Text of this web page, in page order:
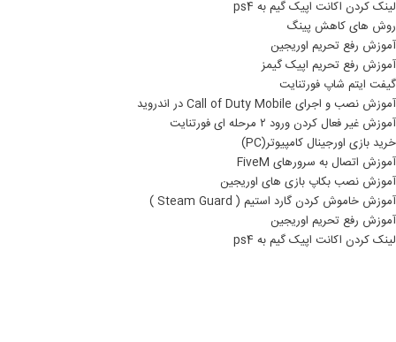
لینک کردن اکانت اپیک گیم به ps4
روش های کاهش پینگ
آموزش رفع تحریم اوریجین
آموزش رفع تحریم اپیک گیمز
گیفت ایتم شاپ فورتنایت
آموزش نصب و اجرای Call of Duty Mobile در اندروید
آموزش غیر فعال کردن ورود ۲ مرحله ای فورتنایت
خرید بازی اورجینال کامپیوتر(PC)
آموزش اتصال به سرورهای FiveM
آموزش نصب بکاپ بازی های اوریجین
آموزش خاموش کردن گارد استیم ( Steam Guard )
آموزش رفع تحریم اوریجین
لینک کردن اکانت اپیک گیم به ps4